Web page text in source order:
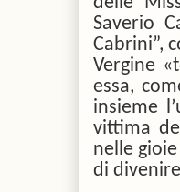
Saverio
Cabrini”,
Vergine
essa,
insieme
vittima
nelle
di